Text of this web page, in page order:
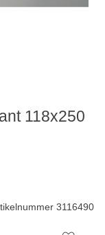
3116490
118x250